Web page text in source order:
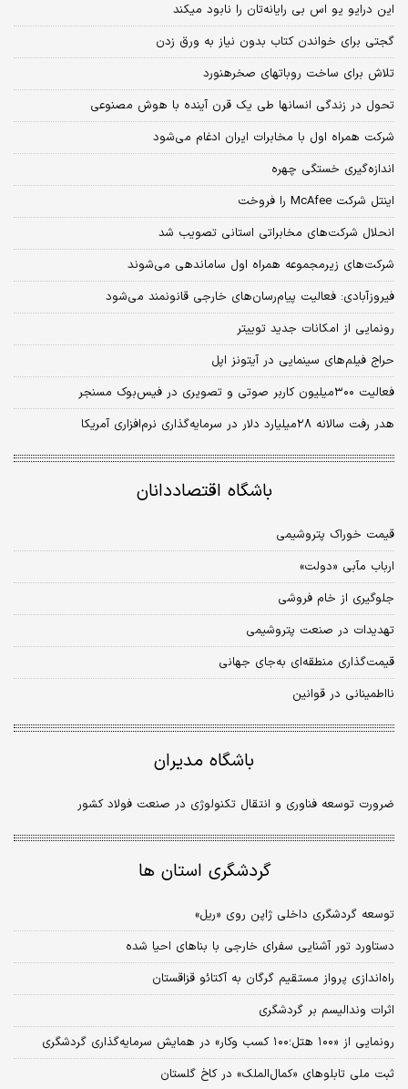
این درایو یو اس بی رایانه‌تان را نابود می‏کند
گجتی برای خواندن کتاب بدون نیاز به ورق زدن
تلاش برای ساخت روبات‏های صخره‏نورد
تحول در زندگی انسان‏ها طی یک قرن آینده با هوش مصنوعی
شرکت همراه اول با مخابرات ایران ادغام می‌شود
اندازه‌گیری خستگی چهره
اینتل شرکت McAfee را فروخت
انحلال شرکت‌های مخابراتی استانی تصویب شد
شرکت‌های زیرمجموعه همراه اول ساماندهی می‌شوند
فیروزآبادی: فعالیت پیام‌رسان‌های خارجی قانونمند می‌شود
رونمایی از امکانات جدید توییتر
حراج فیلم‌های سینمایی در آیتونز اپل
فعالیت ۳۰۰میلیون کاربر صوتی و تصویری در فیس‌بوک مسنجر
هدر رفت سالانه ۲۸میلیارد دلار در سرمایه‌گذاری نرم‌افزاری آمریکا
باشگاه اقتصاددانان
قیمت خوراک پتروشیمی
ارباب مآبی «دولت»
جلوگیری از خام فروشی
تهدیدات در صنعت پتروشیمی
قیمت‌گذاری منطقه‌ای به‌جای جهانی
نااطمینانی در قوانین
باشگاه مدیران
ضرورت توسعه فناوری و انتقال تکنولوژی در صنعت فولاد کشور
گردشگری استان ها
توسعه گردشگری داخلی ژاپن روی «ریل»
دستاورد تور آشنایی سفرای خارجی با بناهای احیا شده
راه‌اندازی پرواز مستقیم گرگان به آکتائو قزاقستان
اثرات وندالیسم بر گردشگری
رونمایی از «۱۰۰ هتل؛۱۰۰ کسب وکار» در همایش سرمایه‌گذاری گردشگری
ثبت ملی تابلوهای «کمال‌الملک» در کاخ گلستان